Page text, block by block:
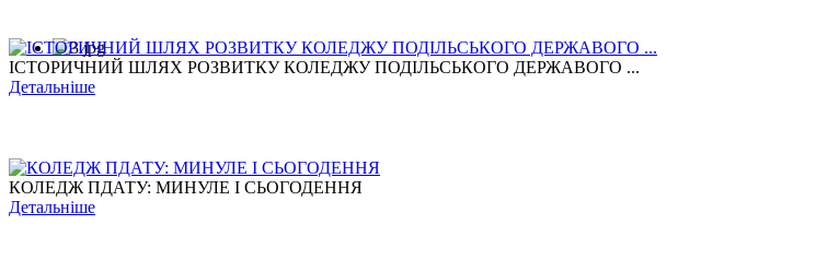
ІСТОРИЧНИЙ ШЛЯХ РОЗВИТКУ КОЛЕДЖУ ПОДІЛЬСЬКОГО ДЕРЖАВОГО ...
Детальніше
КОЛЕДЖ ПДАТУ: МИНУЛЕ І СЬОГОДЕННЯ
Детальніше